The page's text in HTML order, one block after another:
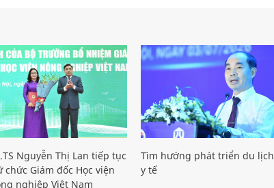
Nguyễn Thị Lan tiếp tục
chức Giám đốc Học viện
nghiệp Việt Nam
Tìm hướng phát triển du lịch
y tế